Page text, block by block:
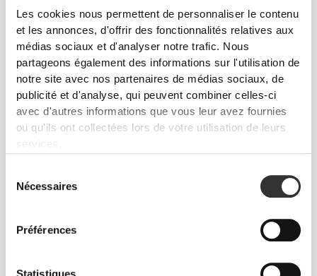
Les cookies nous permettent de personnaliser le contenu
et les annonces, d'offrir des fonctionnalités relatives aux
médias sociaux et d'analyser notre trafic. Nous
partageons également des informations sur l'utilisation de
notre site avec nos partenaires de médias sociaux, de
publicité et d'analyse, qui peuvent combiner celles-ci
avec d'autres informations que vous leur avez fournies
ou qu'ils ont collectées lors de votre utilisation de leurs
services.
Nécessaires
Préférences
Statistiques
TAILLE RECOMMANDÉE EN FONCTION DE